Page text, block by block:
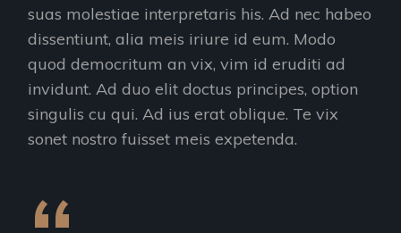
suas molestiae interpretaris his. Ad nec habeo
dissentiunt, alia meis iriure id eum. Modo
quod democritum an vix, vim id eruditi ad
invidunt. Ad duo elit doctus principes, option
singulis cu qui. Ad ius erat oblique. Te vix
sonet nostro fuisset meis expetenda.